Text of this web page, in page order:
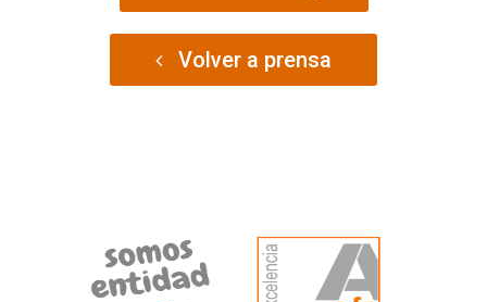
Volver a prensa